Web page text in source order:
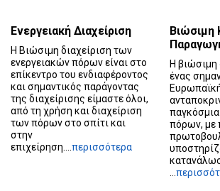
Ενεργειακή Διαχείριση
Η Βιώσιμη διαχείριση των
ενεργειακών πόρων είναι στο
επίκεντρο του ενδιαφέροντος
και σημαντικός παράγοντας
της διαχείρισης είμαστε όλοι,
από τη χρήση και διαχείριση
των πόρων στο σπίτι και
στην
επιχείρηση.... περισσότερα
Βιώσιμη
Η βιώσιμη
ένας
πόρων, με